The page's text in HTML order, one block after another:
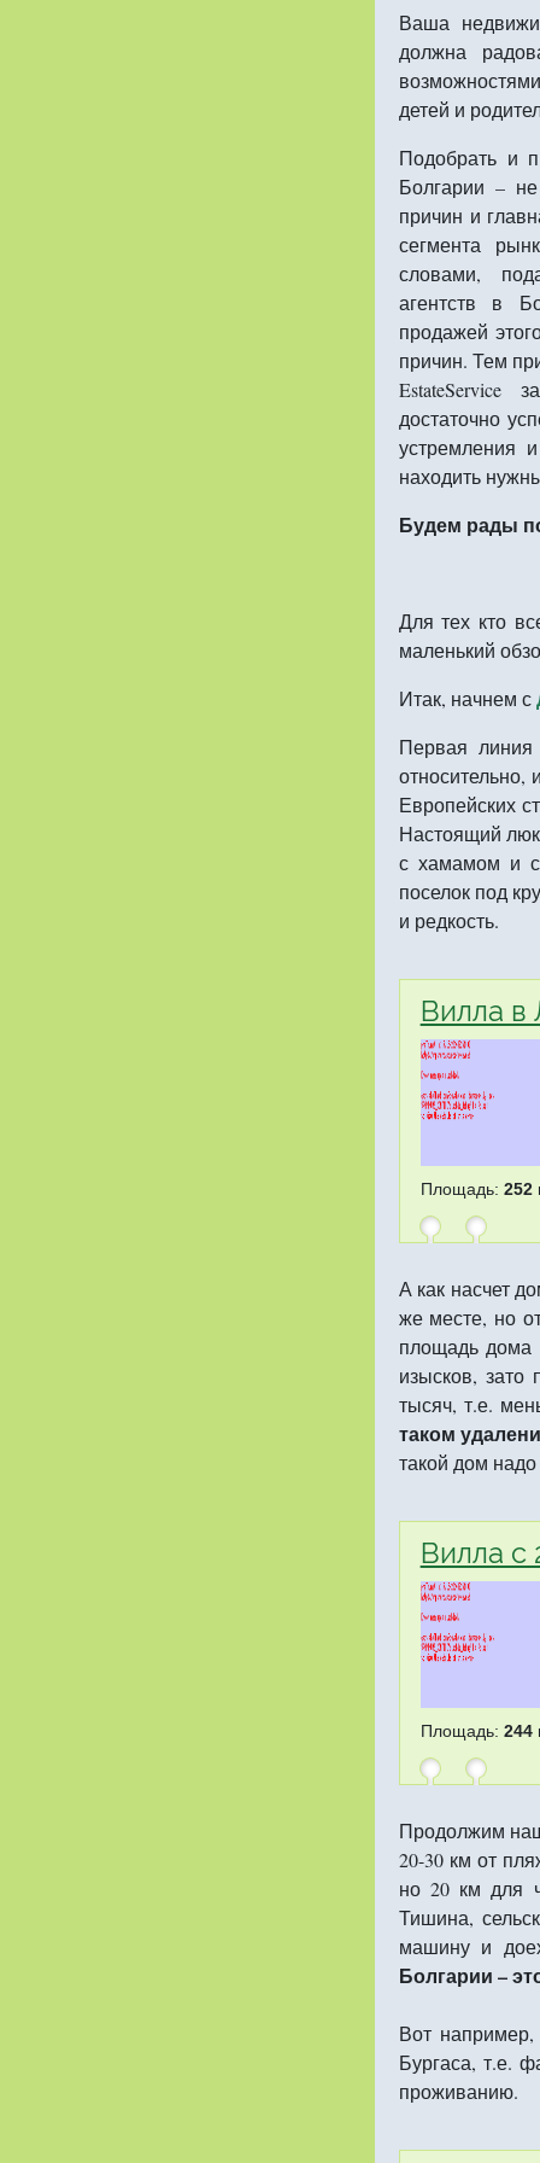
Ваша
должна
детей и
Подобрать и
Болгарии –
причин и
сегмента
словами,
агентств в
продажей
причин. Тем
EstateService
достаточно
устремления
находить
Будем рады
Для тех кто
маленький
Итак, начнем с
Первая
относительно,
Европейских
Настоящий
с хамамом и
поселок под
и редкость.
Вилла в
Площадь: 252
А как насчет
же месте, но
площадь дома
изысков,
тысяч, т.е.
таком
такой дом надо
Вилла с
Площадь: 244
Продолжим
20-30 км от
но 20 км для
Тишина,
машину и
Болгарии –
Вот
Бургаса, т.е.
проживанию.